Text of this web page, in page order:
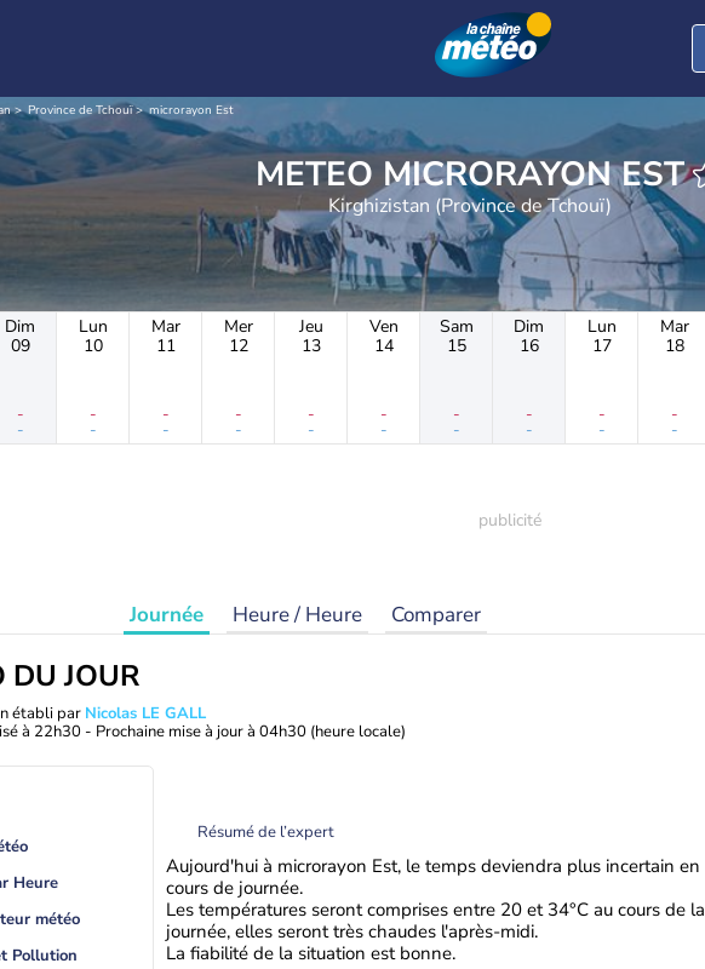
Province de Tchouï microrayon Est
METEO MICRORAYON EST
Kirghizistan (Province de Tchouï)
Dim
09
-
-
Lun
10
-
-
Mar
11
-
-
Mer
12
-
-
Jeu
13
-
-
Ven
14
-
-
Sam
15
-
-
Dim
16
-
-
Lun
17
-
-
Mar
18
-
-
Journée Heure / Heure Comparer
DU JOUR
établi par Nicolas LE GALL
à 22h30 - Prochaine mise à jour à 04h30 (heure locale)
Heure
météo
Pollution
Résumé de l’expert
Aujourd'hui à microrayon Est, le temps deviendra plus incertain en
cours de journée.
Les températures seront comprises entre 20 et 34°C au cours de la
journée, elles seront très chaudes l'après-midi.
La fiabilité de la situation est bonne.